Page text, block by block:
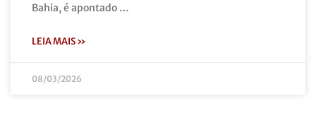
Bahia, é apontado …
LEIA MAIS »
08/03/2026